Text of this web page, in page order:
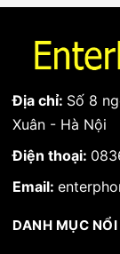
Địa chỉ: Số 8
Xuân - Hà Nội
Điện thoại:
Email:
DANH MỤC